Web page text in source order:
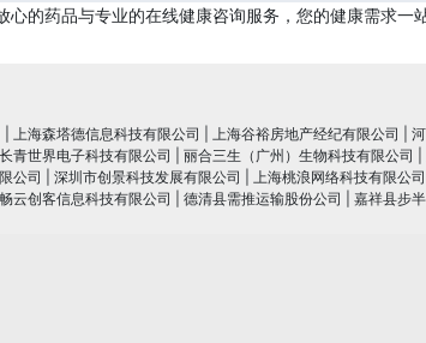
的药品与专业的在线健康咨询服务，您的健康需求一
上海森塔德信息科技有限公司 上海谷裕房地产经纪有限公司
青世界电子科技有限公司 丽合三生（广州）生物科技有限公司
公司 深圳市创景科技发展有限公司 上海桃浪网络科技有限公司
云创客信息科技有限公司 德清县需推运输股份公司 嘉祥县步